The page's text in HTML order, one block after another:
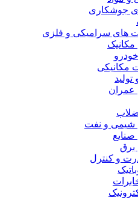
جوشکاری
های سرامیکی و فلزی
مکانیکی
عمران
شیمی و نفت
برق
و کنترل